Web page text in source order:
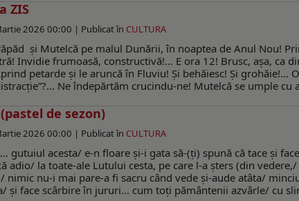
ZIS
2026 00:00 | Publicat în CULTURA
și Mutelcă pe malul Dunării, în noaptea de Anul Nou!
Invidie frumoasă, constructivă!... E ora 12! Brusc, aşa, ca
petarde şi le aruncă în Fluviu! Şi behăiesc! Şi grohăie!...
Ne îndepărtăm crucindu-ne! Mutelcă se umple cu
(pastel de sezon)
2026 00:00 | Publicat în CULTURA
gutuiul acesta/ e-n floare şi-i gata să-(ţi) spună că tace şi
adio/ la toate-ale Lutului cesta, pe care l-a şters (din
nimic nu-i mai pare-a fi sacru când vede şi-aude atâta/
şi face scârbire în jururi... cum toţi pământenii azvârle/ cu